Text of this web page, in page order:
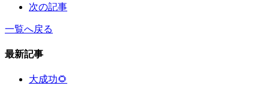
次の記事
一覧へ戻る
最新記事
大成功🌻